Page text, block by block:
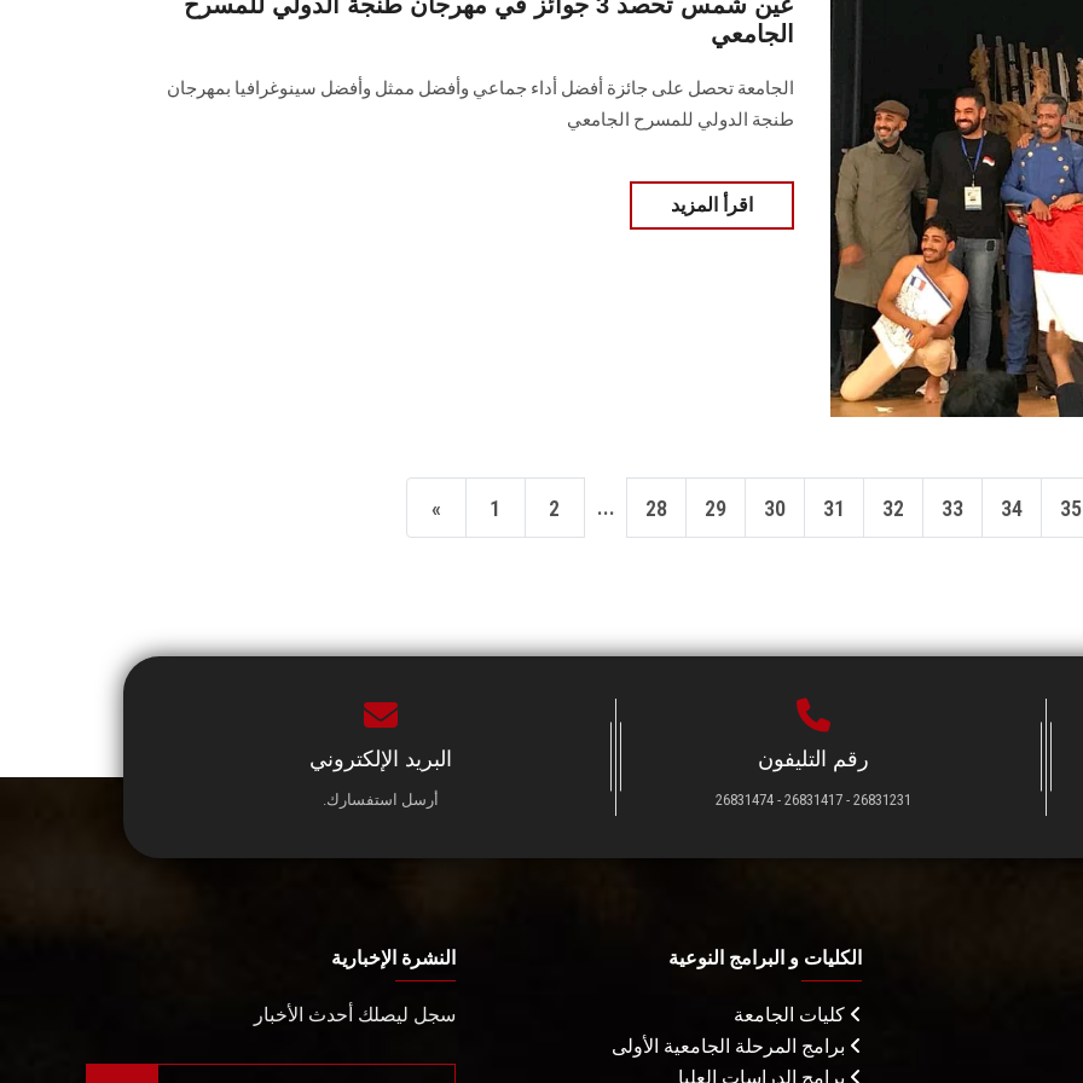
الجامعي
الجامعة تحصل على جائزة أفضل أداء جماعي وأفضل ممثل وأفضل سينوغرافيا بمهرجان
طنجة الدولي للمسرح الجامعي
اقرأ المزيد
« 1 2 ... 28 29 30 31 32 33 34 35
رقم التليفون
26831231 - 26831417 - 26831474
البريد الإلكتروني
أرسل استفسارك.
الكليات و البرامج النوعية
كليات الجامعة
برامج المرحلة الجامعية الأولى
برامج الدراسات العليا
النشرة الإخبارية
سجل ليصلك أحدث الأخبار